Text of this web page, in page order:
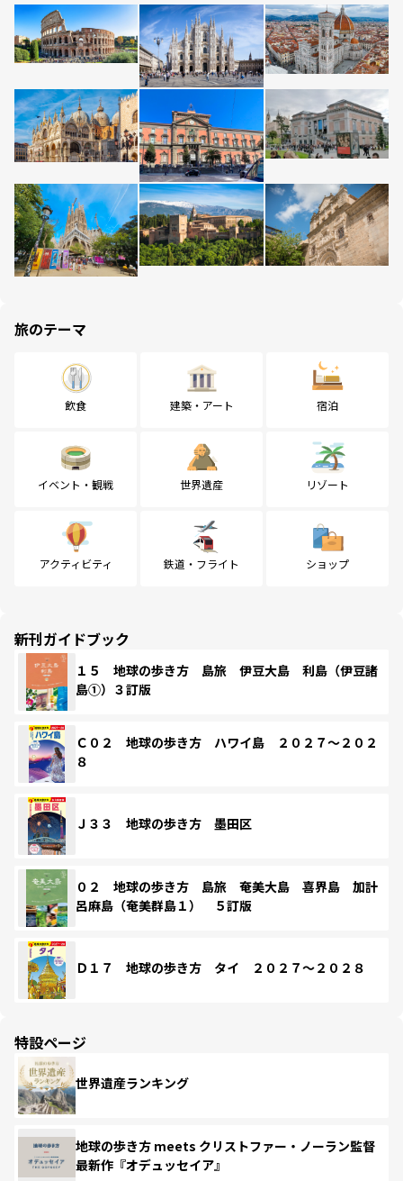
旅のテーマ
飲食 建築・アート 宿泊
イベント・観戦 世界遺産 リゾート
アクティビティ 鉄道・フライト ショップ
新刊ガイドブック
１５ 地球の歩き方 島旅 伊豆大島 利島（伊豆諸
島①）３訂版
Ｃ０２ 地球の歩き方 ハワイ島 ２０２７～２０２
８
Ｊ３３ 地球の歩き方 墨田区
０２ 地球の歩き方 島旅 奄美大島 喜界島 加計
呂麻島（奄美群島１） ５訂版
Ｄ１７ 地球の歩き方 タイ ２０２７～２０２８
特設ページ
世界遺産ランキング
地球の歩き方 meets クリストファー・ノーラン監督
最新作『オデュッセイア』